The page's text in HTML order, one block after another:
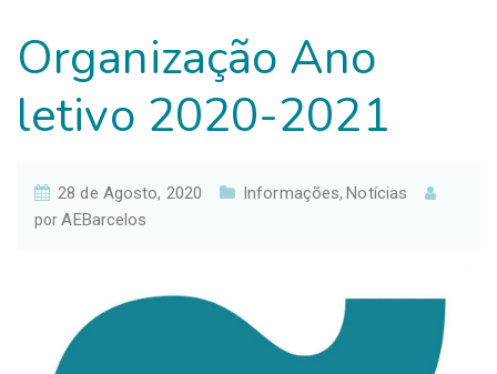
Organização Ano
letivo 2020-2021
28 de Agosto, 2020 Informações, Notícias
porAEBarcelos